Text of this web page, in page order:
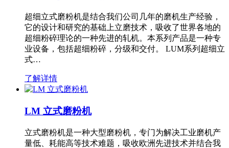
超细立式磨粉机是结合我们公司几年的磨机生产经验，
它的设计和研究的基础上立磨技术，吸收了世界各地的
超细粉碎理论的一种先进的轧机。本系列产品是一种专
业设备，包括超细粉碎，分级和交付。 LUM系列超细立
式…
了解详情
LM 立式磨粉机
立式磨粉机是一种大型磨粉机，专门为解决工业磨机产
量低、耗能高等技术难题，吸收欧洲先进技术并结合我